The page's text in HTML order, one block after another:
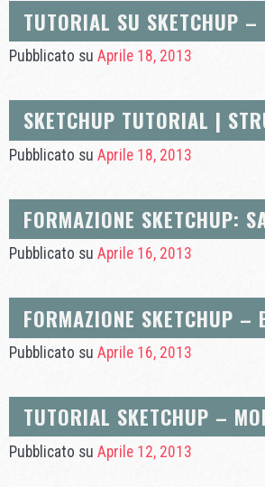
Pubblicato su Aprile 18, 2013
Pubblicato su Aprile 18, 2013
Pubblicato su Aprile 16, 2013
Pubblicato su Aprile 16, 2013
Pubblicato su Aprile 12, 2013